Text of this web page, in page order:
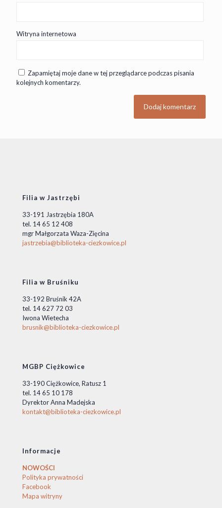
Witryna internetowa
Zapamiętaj moje dane w tej przeglądarce podczas pisania
kolejnych komentarzy.
Filia w Jastrzębi
33-191 Jastrzębia 180A
tel. 14 65 12 408
mgr Małgorzata Waza-Zięcina
jastrzebia@biblioteka-ciezkowice.pl
Filia w Bruśniku
33-192 Bruśnik 42A
tel. 14 627 72 03
Iwona Wietecha
brusnik@biblioteka-ciezkowice.pl
MGBP Ciężkowice
33-190 Ciężkowice, Ratusz 1
tel. 14 65 10 178
Dyrektor Anna Madejska
kontakt@biblioteka-ciezkowice.pl
Informacje
NOWOŚCI
Polityka prywatności
Facebook
Mapa witryny